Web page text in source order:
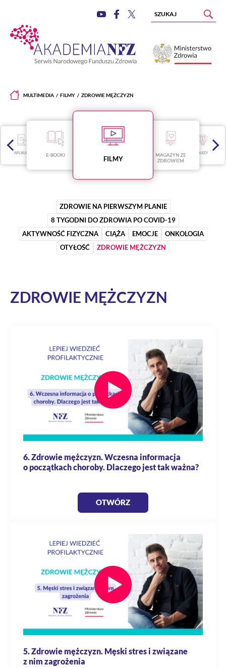
MULTIMEDIA FILMY ZDROWIE MĘŻCZYZN
APLIKACJE E-BOOKI FILMY
MAGAZYN ZE
ZDROWIEM
QUIZY
ZDROWIE NA PIERWSZYM PLANIE
8 TYGODNI DO ZDROWIA PO COVID-19
AKTYWNOŚĆ FIZYCZNA
CIĄŻA EMOCJE
ONKOLOGIA
OTYŁOŚĆ
ZDROWIE MĘŻCZYZN
ZDROWIE MĘŻCZYZN
6. Zdrowie mężczyzn. Wczesna informacja
o początkach choroby. Dlaczego jest tak ważna?
OTWÓRZ
5. Zdrowie mężczyzn. Męski stres i związane
z nim zagrożenia